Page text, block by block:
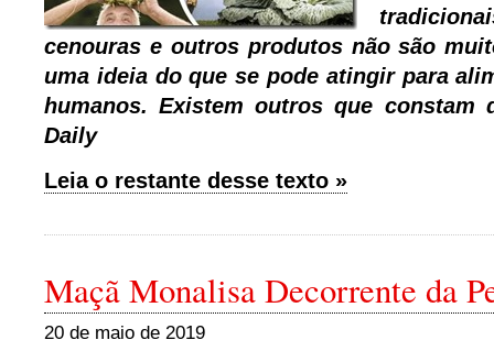
cenouras e outros produtos não são
uma ideia do que se pode atingir para
humanos. Existem outros que constam
Daily
Leia o restante desse texto »
Maçã Monalisa Decorrente da
20 de maio de 2019